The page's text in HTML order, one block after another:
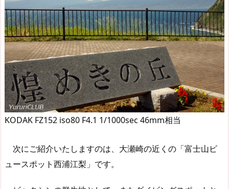
KODAK FZ152 iso80 F4.1 1/1000sec 46mm相当
次にご紹介いたしますのは、大瀬崎の近くの「富士山ビ
ュースポット西浦江梨」です。